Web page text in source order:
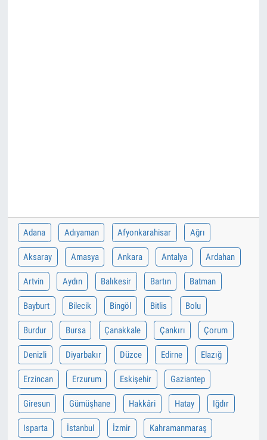
Adana Adıyaman Afyonkarahisar Ağrı
Aksaray Amasya Ankara Antalya Ardahan
Artvin Aydın Balıkesir Bartın Batman
Bayburt Bilecik Bingöl Bitlis Bolu
Burdur Bursa Çanakkale Çankırı Çorum
Denizli Diyarbakır Düzce Edirne Elazığ
Erzincan Erzurum Eskişehir Gaziantep
Giresun Gümüşhane Hakkâri Hatay Iğdır
Isparta İstanbul İzmir Kahramanmaraş